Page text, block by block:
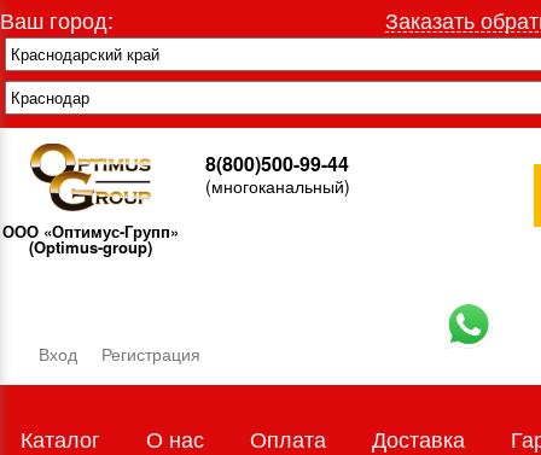
Ваш город: Заказать
ООО «Оптимус-Групп»
(Optimus-group)
8(800)500-99-44
(многоканальный)
Вход Регистрация
Каталог О нас Оплата Доставка